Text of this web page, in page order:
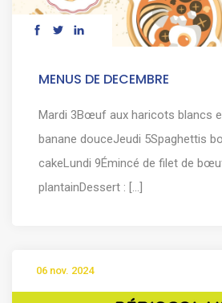
MENUS DE DECEMBRE
Mardi 3Bœuf aux haricots blancs
banane douceJeudi 5Spaghettis
cakeLundi 9Émincé de filet de
plantainDessert : [...]
06 nov. 2024